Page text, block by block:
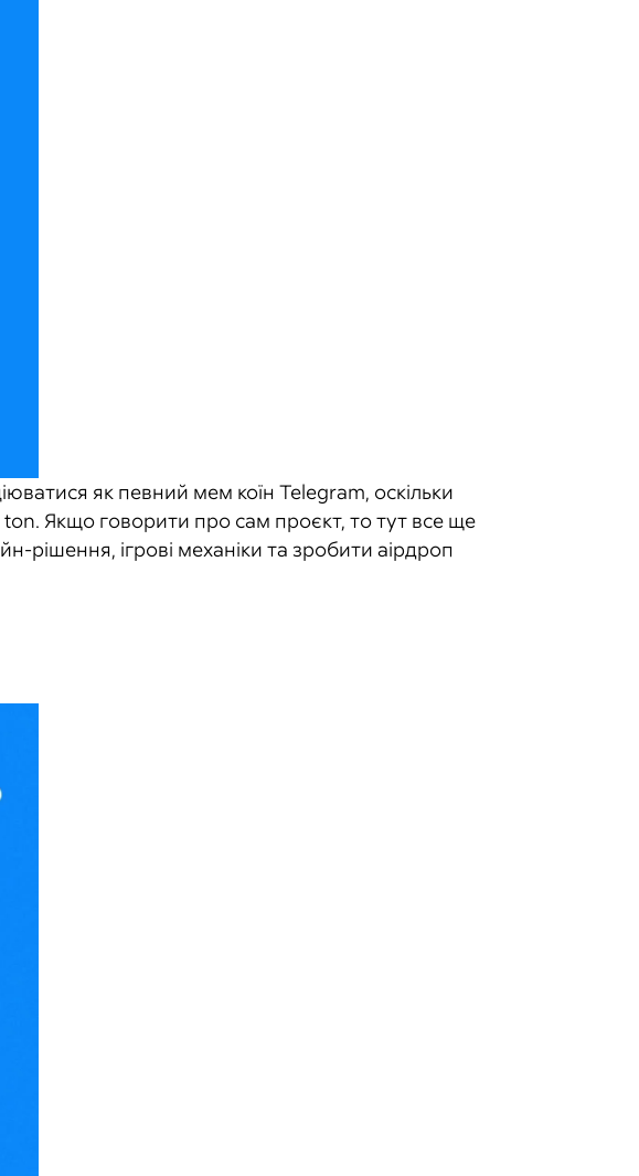
як певний мем коїн Telegram, оскільки
ton. Якщо говорити про сам проєкт, то тут все ще
рішення, ігрові механіки та зробити аірдроп